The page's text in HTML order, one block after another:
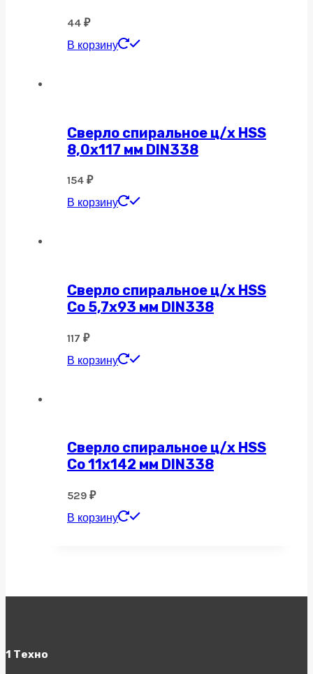
44 ₽
В корзину
Сверло спиральное ц/х HSS
8,0х117 мм DIN338
154 ₽
В корзину
Сверло спиральное ц/х HSS
Co 5,7х93 мм DIN338
117 ₽
В корзину
Сверло спиральное ц/х HSS
Co 11х142 мм DIN338
529 ₽
В корзину
1 Техно